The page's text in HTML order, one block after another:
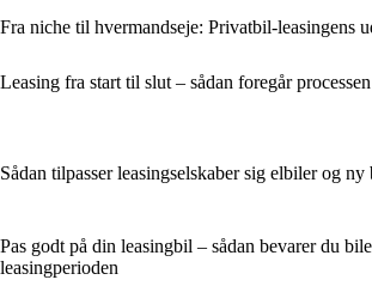
Fra niche til hvermandseje: Privatbil-leasingens
Leasing fra start til slut – sådan foregår
Sådan tilpasser leasingselskaber sig elbiler og
Pas godt på din leasingbil – sådan bevarer du
leasingperioden